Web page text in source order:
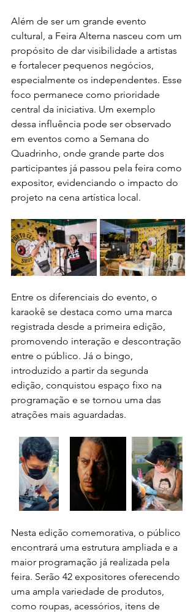
Além de ser um grande evento
cultural, a Feira Alterna nasceu com um
propósito de dar visibilidade a artistas
e fortalecer pequenos negócios,
especialmente os independentes. Esse
foco permanece como prioridade
central da iniciativa. Um exemplo
dessa influência pode ser observado
em eventos como a Semana do
Quadrinho, onde grande parte dos
participantes já passou pela feira como
expositor, evidenciando o impacto do
projeto na cena artística local.
Entre os diferenciais do evento, o
karaokê se destaca como uma marca
registrada desde a primeira edição,
promovendo interação e descontração
entre o público. Já o bingo,
introduzido a partir da segunda
edição, conquistou espaço fixo na
programação e se tornou uma das
atrações mais aguardadas.
Nesta edição comemorativa, o público
encontrará uma estrutura ampliada e a
maior programação já realizada pela
feira. Serão 42 expositores oferecendo
uma ampla variedade de produtos,
como roupas, acessórios, itens de